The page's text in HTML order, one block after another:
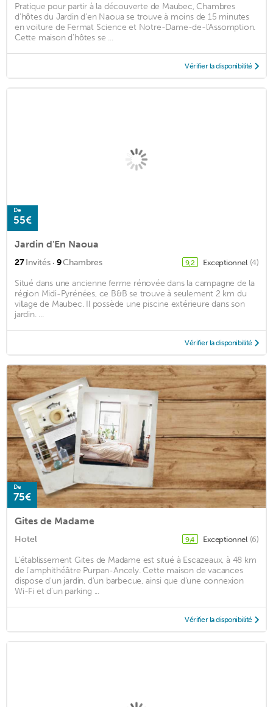
Pratique pour partir à la découverte de Maubec, Chambres
d'hôtes du Jardin d'en Naoua se trouve à moins de 15 minutes
en voiture de Fermat Science et Notre-Dame-de-l'Assomption.
Cette maison d'hôtes se ...
Vérifier la disponibilité
De
55€
Jardin d'En Naoua
27Invités · 9Chambres 9,2 Exceptionnel (4)
Situé dans une ancienne ferme rénovée dans la campagne de la
région Midi-Pyrénées, ce B&B se trouve à seulement 2 km du
village de Maubec. Il possède une piscine extérieure dans son
jardin. ...
Vérifier la disponibilité
De
75€
Gites de Madame
Hotel 9,4 Exceptionnel (6)
L'établissement Gites de Madame est situé à Escazeaux, à 48 km
de l'amphithéâtre Purpan-Ancely. Cette maison de vacances
dispose d'un jardin, d'un barbecue, ainsi que d'une connexion
Wi-Fi et d'un parking ...
Vérifier la disponibilité